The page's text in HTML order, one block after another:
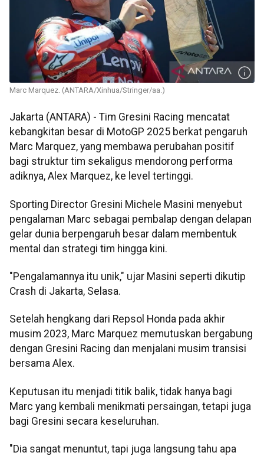
Marc Marquez. (ANTARA/Xinhua/Stringer/aa.)
Jakarta (ANTARA) - Tim Gresini Racing mencatat
kebangkitan besar di MotoGP 2025 berkat pengaruh
Marc Marquez, yang membawa perubahan positif
bagi struktur tim sekaligus mendorong performa
adiknya, Alex Marquez, ke level tertinggi.
Sporting Director Gresini Michele Masini menyebut
pengalaman Marc sebagai pembalap dengan delapan
gelar dunia berpengaruh besar dalam membentuk
mental dan strategi tim hingga kini.
"Pengalamannya itu unik," ujar Masini seperti dikutip
Crash di Jakarta, Selasa.
Setelah hengkang dari Repsol Honda pada akhir
musim 2023, Marc Marquez memutuskan bergabung
dengan Gresini Racing dan menjalani musim transisi
bersama Alex.
Keputusan itu menjadi titik balik, tidak hanya bagi
Marc yang kembali menikmati persaingan, tetapi juga
bagi Gresini secara keseluruhan.
"Dia sangat menuntut, tapi juga langsung tahu apa